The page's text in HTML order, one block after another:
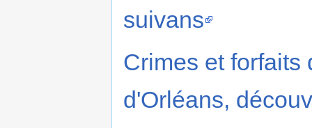
suivans
Crimes et forfaits
d'Orléans,